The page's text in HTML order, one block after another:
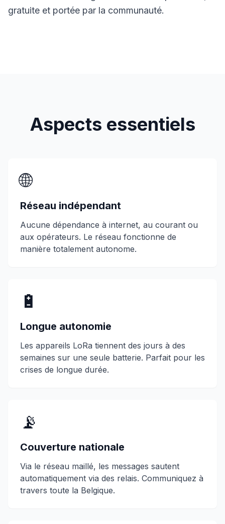
gratuite et portée par la communauté.
Aspects essentiels
🌐
Réseau indépendant
Aucune dépendance à internet, au courant ou
aux opérateurs. Le réseau fonctionne de
manière totalement autonome.
🔋
Longue autonomie
Les appareils LoRa tiennent des jours à des
semaines sur une seule batterie. Parfait pour les
crises de longue durée.
📡
Couverture nationale
Via le réseau maillé, les messages sautent
automatiquement via des relais. Communiquez à
travers toute la Belgique.